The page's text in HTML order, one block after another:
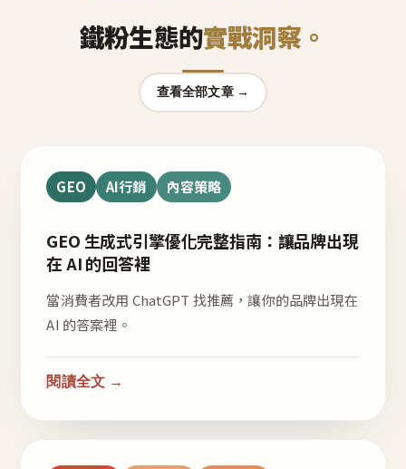
鐵粉生態的實戰洞察。
查看全部文章 →
GEO AI行銷 內容策略
GEO 生成式引擎優化完整指南：讓品牌出現
在 AI 的回答裡
當消費者改用 ChatGPT 找推薦，讓你的品牌出現在
AI 的答案裡。
閱讀全文 →